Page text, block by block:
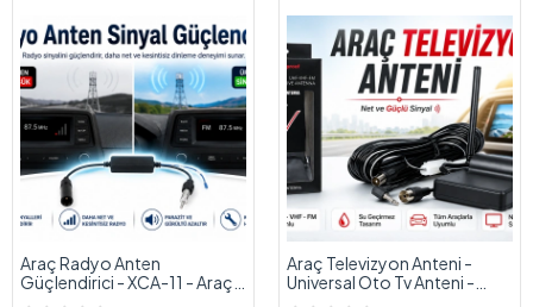
Araç Radyo Anten
Güçlendirici - XCA-11 - Araç
Radyo Anteni Sinyal
Araç Televizyon Anteni -
Universal Oto Tv Anteni -
CX350 Oto Mobil Televizyon